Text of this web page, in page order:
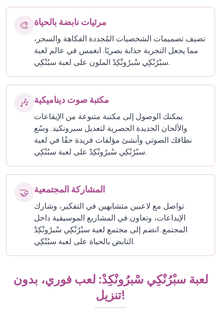
🎨 مرئيات نابضة بالحياة
تضيف تصميمات الشخصيات المُجددة الفكاهة والسحر،
مما يجعل التجربة جذابة بصريًا. انغمس في عالم لعبة
سبْرُنْكِي سْبرُونْكِدْ الملون على لعبة سبُنْكِي.
🎶 مكتبة صوت ديناميكية
يمكنك الوصول إلى مكتبة متنوعة من الإيقاعات
والألحان الجديدة الحصرية لتعديل سبرونكيد. وسّع
نطاقك الصوتي وأنشئ مؤلفات فريدة حقًا في لعبة
سبْرُنْكِي سْبرُونْكِدْ على لعبة سبُنْكِي.
🤝 المشاركة المجتمعية
تواصل مع لاعبين متشابهين في التفكير، وشارك
الإبداعات، وتعاون في المشاريع الموسيقية داخل
المجتمع. انضم إلى مجتمع لعبة سبْرُنْكِي سْبرُونْكِدْ
النابض بالحياة على لعبة سبُنْكِي.
لعبة سبْرُنْكِي سْبرُونْكِدْ: لعب فوري، بدون
تنزيل!